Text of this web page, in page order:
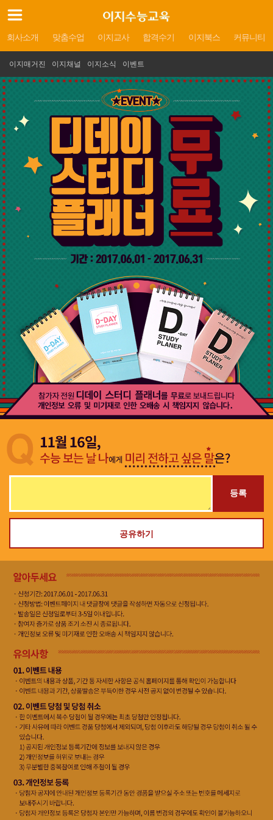
회사소개 맞춤수업 이지교사 합격수기 이지북스 커뮤니티
이지매거진 이지채널 이지소식 이벤트
등록
공유하기